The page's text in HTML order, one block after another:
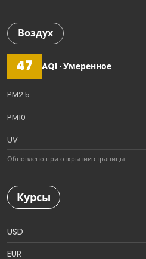
Воздух
47 AQI · Умеренное
PM2.5
PM10
UV
Обновлено при открытии страницы
Курсы
USD
EUR